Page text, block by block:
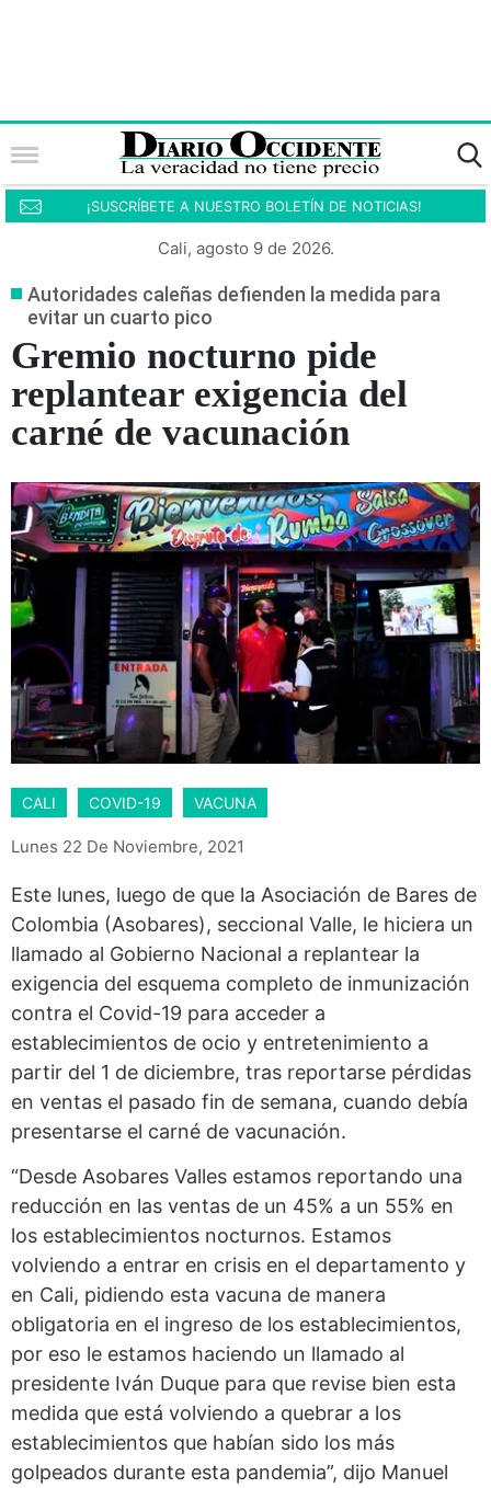
¡SUSCRÍBETE A NUESTRO BOLETÍN DE NOTICIAS!
Cali, agosto 9 de 2026.
Autoridades caleñas defienden la medida para
evitar un cuarto pico
Gremio nocturno pide
replantear exigencia del
carné de vacunación
CALI COVID-19 VACUNA
Lunes 22 De Noviembre, 2021
Este lunes, luego de que la Asociación de Bares de
Colombia (Asobares), seccional Valle, le hiciera un
llamado al Gobierno Nacional a replantear la
exigencia del esquema completo de inmunización
contra el Covid-19 para acceder a
establecimientos de ocio y entretenimiento a
partir del 1 de diciembre, tras reportarse pérdidas
en ventas el pasado fin de semana, cuando debía
presentarse el carné de vacunación.
“Desde Asobares Valles estamos reportando una
reducción en las ventas de un 45% a un 55% en
los establecimientos nocturnos. Estamos
volviendo a entrar en crisis en el departamento y
en Cali, pidiendo esta vacuna de manera
obligatoria en el ingreso de los establecimientos,
por eso le estamos haciendo un llamado al
presidente Iván Duque para que revise bien esta
medida que está volviendo a quebrar a los
establecimientos que habían sido los más
golpeados durante esta pandemia”, dijo Manuel